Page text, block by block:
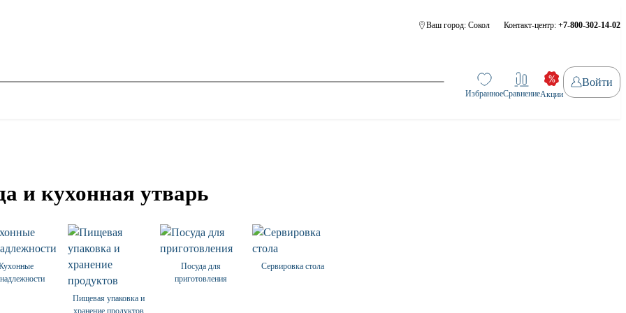
Ваш город: Сокол Контакт-центр: +7-800-302-14-02
ИзбранноеСравнениеАкции
Войти
и кухонная утварь
Пищевая упаковка и
хранение продуктов
Посуда для
приготовления
Сервировка стола